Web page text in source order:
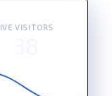
VISITORS